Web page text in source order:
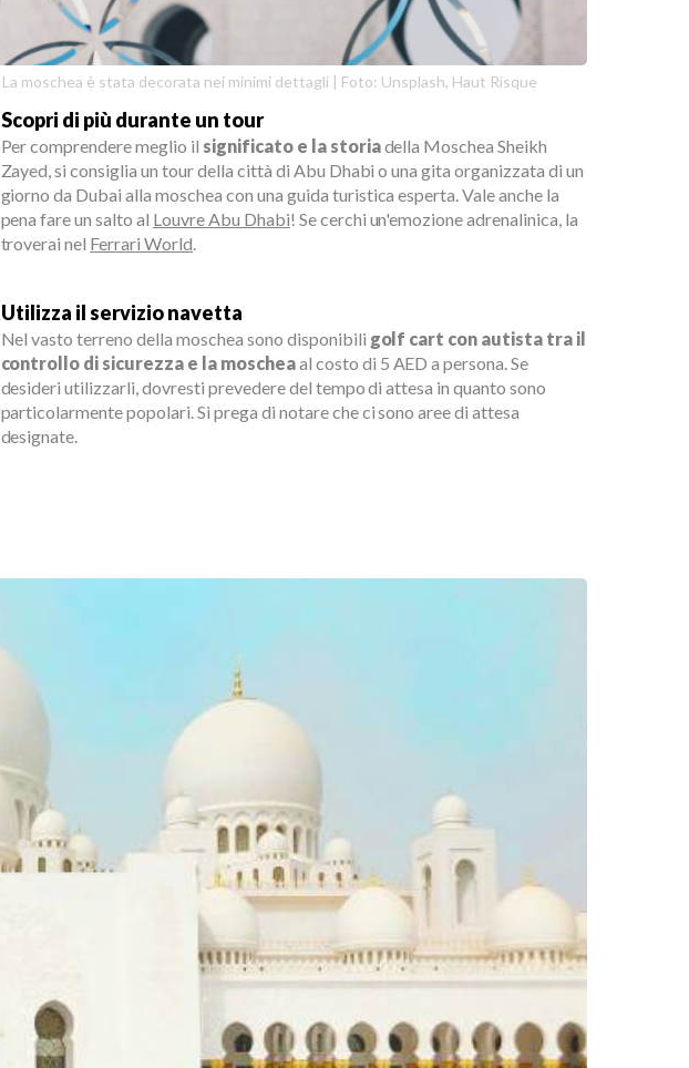
La moschea è stata decorata nei minimi dettagli | Foto: Unsplash, Haut Risque
Scopri di più durante un tour
Per comprendere meglio il significato e la storiadella Moschea Sheikh
Zayed, si consiglia un tour della città di Abu Dhabi o una gita organizzata di un
giorno da Dubai alla moschea con una guida turistica esperta. Vale anche la
pena fare un salto al Louvre Abu Dhabi! Se cerchi un'emozione adrenalinica, la
troverai nel Ferrari World
Utilizza il servizio navetta
Nel vasto terreno della moschea sono disponibili golf cart con autista tra il
controllo di sicurezza e la moscheaal costo di 5 AED a persona. Se
desideri utilizzarli, dovresti prevedere del tempo di attesa in quanto sono
particolarmente popolari. Si prega di notare che ci sono aree di attesa
designate.